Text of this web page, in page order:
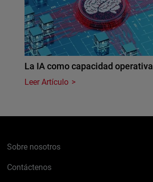
La IA como capacidad operativa
Leer Artículo
Sobre nosotros
Contáctenos